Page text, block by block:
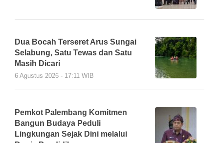
Dua Bocah Terseret Arus Sungai
Selabung, Satu Tewas dan Satu
Masih Dicari
6 Agustus 2026 - 17:11 WIB
Pemkot Palembang Komitmen
Bangun Budaya Peduli
Lingkungan Sejak Dini melalui